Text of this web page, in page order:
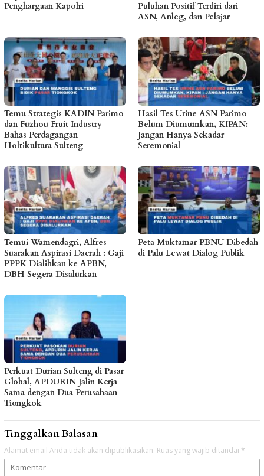
Penghargaan Kapolri
Puluhan Positif Terdiri dari
ASN, Anleg, dan Pelajar
Temu Strategis KADIN Parimo
dan Fuzhou Fruit Industry
Bahas Perdagangan
Holtikultura Sulteng
Hasil Tes Urine ASN Parimo
Belum Diumumkan, KIPAN:
Jangan Hanya Sekadar
Seremonial
Temui Wamendagri, Alfres
Suarakan Aspirasi Daerah : Gaji
PPPK Dialihkan ke APBN,
DBH Segera Disalurkan
Peta Muktamar PBNU Dibedah
di Palu Lewat Dialog Publik
Perkuat Durian Sulteng di Pasar
Global, APDURIN Jalin Kerja
Sama dengan Dua Perusahaan
Tiongkok
Tinggalkan Balasan
Alamat email Anda tidak akan dipublikasikan. Ruas yang wajib ditandai *